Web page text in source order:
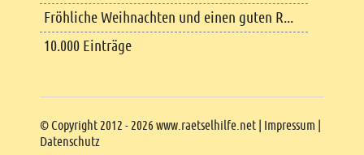
Copyright
© Copyright 2012 - 2026 www.raetselhilfe.net | Impressum |
Datenschutz
Fröhliche Weihnachten und einen guten R...
10.000 Einträge